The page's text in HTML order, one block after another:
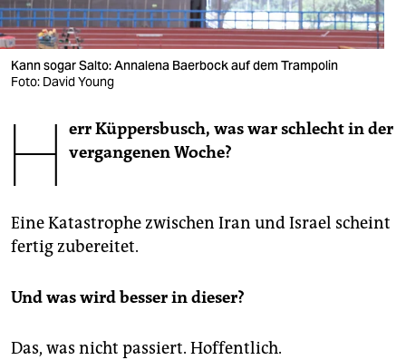
fragen & hilfe
unterstützen
abo
genossenschaft
epaper login
Kann sogar Salto: Annalena Baerbock auf dem Trampolin
Foto: David Young
H err Küppersbusch, was war schlecht in der
vergangenen Woche?
Eine Katastrophe zwischen Iran und Israel scheint
fertig zubereitet.
Und was wird besser in dieser?
Das, was nicht passiert. Hoffentlich.